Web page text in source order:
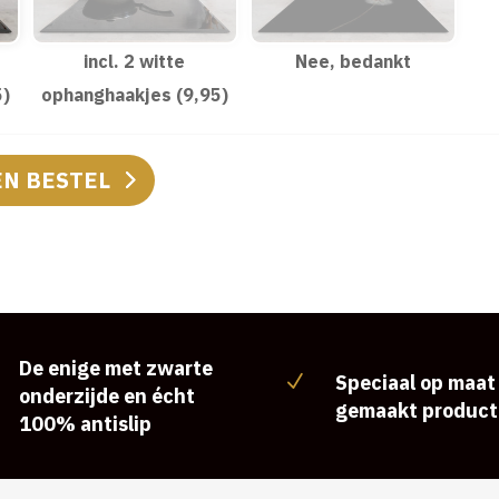
incl. 2 witte
ophanghaakjes (9,95)
Nee, bedankt
BESTEL
De enige met zwarte
onderzijde en écht
100% antislip
N
Speciaal op maat
gemaakt product